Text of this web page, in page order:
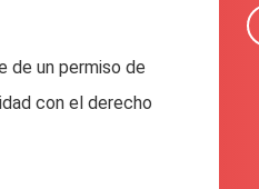
de un permiso de
con el derecho